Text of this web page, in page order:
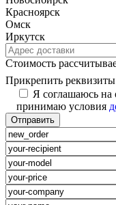
Красноярск
Омск
Иркутск
Cтоимость
Прикрепить
Я соглашаюсь на
принимаю условия